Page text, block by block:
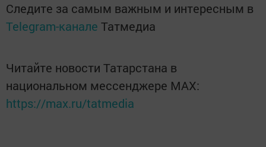
Следите за самым важным и интересным в
Telegram-канале Татмедиа
Читайте новости Татарстана в
национальном мессенджере MАХ:
https://max.ru/tatmedia